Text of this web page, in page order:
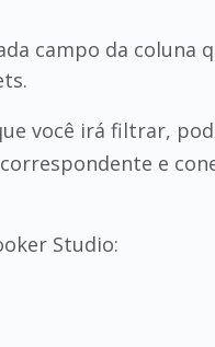
campo da coluna
você irá filtrar,
e
Studio: